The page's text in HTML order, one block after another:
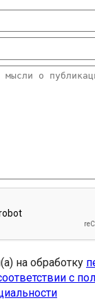
на обработку
с